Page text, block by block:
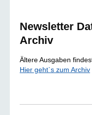
Newsletter
Archiv
Ältere Ausgaben
Hier geht`s zum Archiv